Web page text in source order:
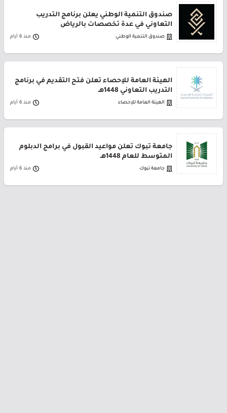
صندوق التنمية الوطني يعلن برنامج التدريب
التعاوني في عدة تخصصات بالرياض
صندوق التنمية الوطني منذ 6 أيام
الهيئة العامة للإحصاء تعلن فتح التقديم في برنامج
التدريب التعاوني 1448هـ
الهيئة العامة للإحصاء منذ 6 أيام
جامعة تبوك تعلن مواعيد القبول في برامج الدبلوم
المتوسط للعام 1448هـ
جامعة تبوك منذ 6 أيام